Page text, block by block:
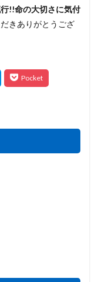
行!!命の大切さに気付
きありがとうござ